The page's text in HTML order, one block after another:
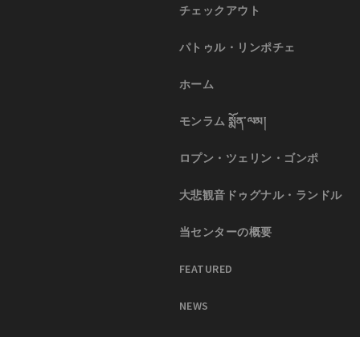
チェックアウト
パトゥル・リンポチェ
ホーム
モンラム སྨོན་ལམ།
ロプン・ツェリン・ゴンポ
大悲観音ドゥグナル・ランドル
当センターの概要
FEATURED
NEWS